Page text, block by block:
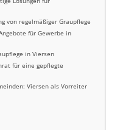
von regelmäßiger Graupflege
für Gewerbe in
in Viersen
für eine gepflegte
Viersen als Vorreiter